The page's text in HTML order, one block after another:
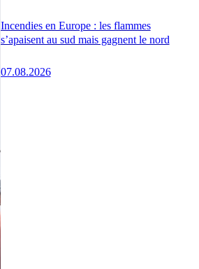
Incendies en Europe : les flammes
s’apaisent au sud mais gagnent le nord
07.08.2026